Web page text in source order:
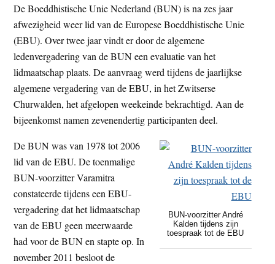
i
t
e
z
e
s
i
t
e
De Boeddhistische Unie Nederland (BUN) is na zes jaar
afwezigheid weer lid van de Europese Boeddhistische Unie
(EBU). Over twee jaar vindt er door de algemene
ledenvergadering van de BUN een evaluatie van het
lidmaatschap plaats. De aanvraag werd tijdens de jaarlijkse
algemene vergadering van de EBU, in het Zwitserse
Churwalden, het afgelopen weekeinde bekrachtigd. Aan de
bijeenkomst namen zevenendertig participanten deel.
BUN-voorzitter André
Kalden tijdens zijn
toespraak tot de EBU
De BUN was van 1978 tot 2006
lid van de EBU. De toenmalige
BUN-voorzitter Varamitra
constateerde tijdens een EBU-
vergadering dat het lidmaatschap
van de EBU geen meerwaarde
had voor de BUN en stapte op. In
november 2011 besloot de